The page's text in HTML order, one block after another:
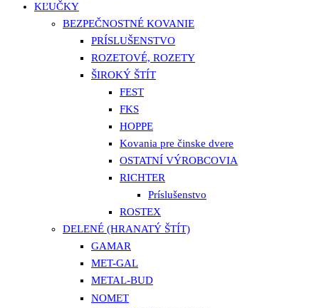
KĽUČKY
BEZPEČNOSTNÉ KOVANIE
PRÍSLUŠENSTVO
ROZETOVÉ, ROZETY
ŠIROKÝ ŠTÍT
FEST
FKS
HOPPE
Kovania pre činske dvere
OSTATNÍ VÝROBCOVIA
RICHTER
Príslušenstvo
ROSTEX
DELENÉ (HRANATÝ ŠTÍT)
GAMAR
MET-GAL
METAL-BUD
NOMET